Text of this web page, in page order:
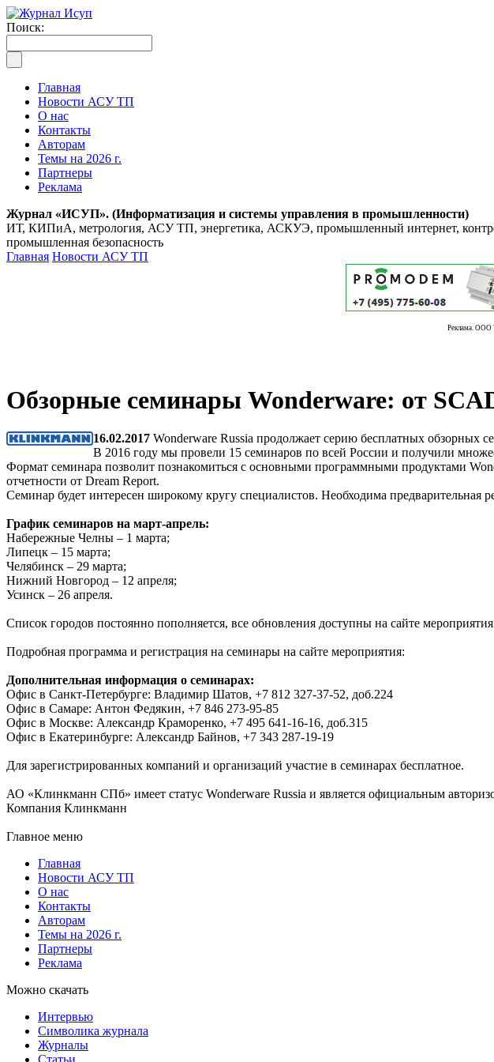
Поиск:
Главная
Новости АСУ ТП
О нас
Контакты
Авторам
Темы на 2026 г.
Партнеры
Реклама
Журнал «ИСУП». (Информатизация и системы управления в промышленности)
ИТ, КИПиА, метрология, АСУ ТП, энергетика, АСКУЭ, промышленный интернет,
промышленная безопасность
Главная Новости АСУ ТП
Реклама.
Обзорные семинары Wonderware: oт
16.02.2017 Wonderware Russia продолжает серию бесплатных обзорных
В 2016 году мы провели 15 семинаров по всей России и получили
Формат семинара позволит познакомиться с основными программными продуктами
отчетности от Dream Report.
Семинар будет интересен широкому кругу специалистов. Необходима предварительная
График семинаров на март-апрель:
Набережные Челны – 1 марта;
Липецк – 15 марта;
Челябинск – 29 марта;
Нижний Новгород – 12 апреля;
Усинск – 26 апреля.
Список городов постоянно пополняется, все обновления доступны на сайте
Подробная программа и регистрация на семинары на сайте мероприятия:
Дополнительная информация о семинарах:
Офис в Санкт-Петербурге: Владимир Шатов, +7 812 327-37-52, доб.224
Офис в Самаре: Антон Федякин, +7 846 273-95-85
Офис в Москве: Александр Краморенко, +7 495 641-16-16, доб.315
Офис в Екатеринбурге: Александр Байнов, +7 343 287-19-19
Для зарегистрированных компаний и организаций участие в семинарах бесплатное.
АО «Клинкманн СПб» имеет статус Wonderware Russia и является официальным
Компания Клинкманн
Главное меню
Главная
Новости АСУ ТП
О нас
Контакты
Авторам
Темы на 2026 г.
Партнеры
Реклама
Можно скачать
Интервью
Символика журнала
Журналы